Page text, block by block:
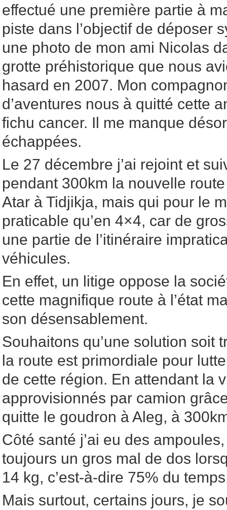
effectué une première partie à
piste dans l’objectif de déposer
une photo de mon ami Nicolas
grotte préhistorique que nous
hasard en 2007. Mon
d’aventures nous à quitté cette
fichu cancer. Il me manque
échappées.
Le 27 décembre j’ai rejoint et
pendant 300km la nouvelle
Atar à Tidjikja, mais qui pour le
praticable qu’en 4×4, car de
une partie de l’itinéraire
véhicules.
En effet, un litige oppose la
cette magnifique route à l’état
son désensablement.
Souhaitons qu’une solution soit
la route est primordiale pour
de cette région. En attendant la
approvisionnés par camion
quitte le goudron à Aleg, à
Côté santé j’ai eu des
toujours un gros mal de dos
14 kg, c’est-à-dire 75% du
Mais surtout, certains jours, je